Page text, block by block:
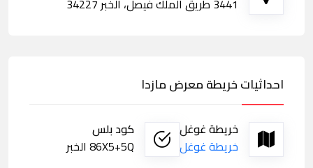
3441 طريق الملك فيصل، الخبر 34227
احداثيات خريطة معرض مازدا
خريطة غوغل
خريطة غوغل
كود بلس
86X5+5Q الخبر